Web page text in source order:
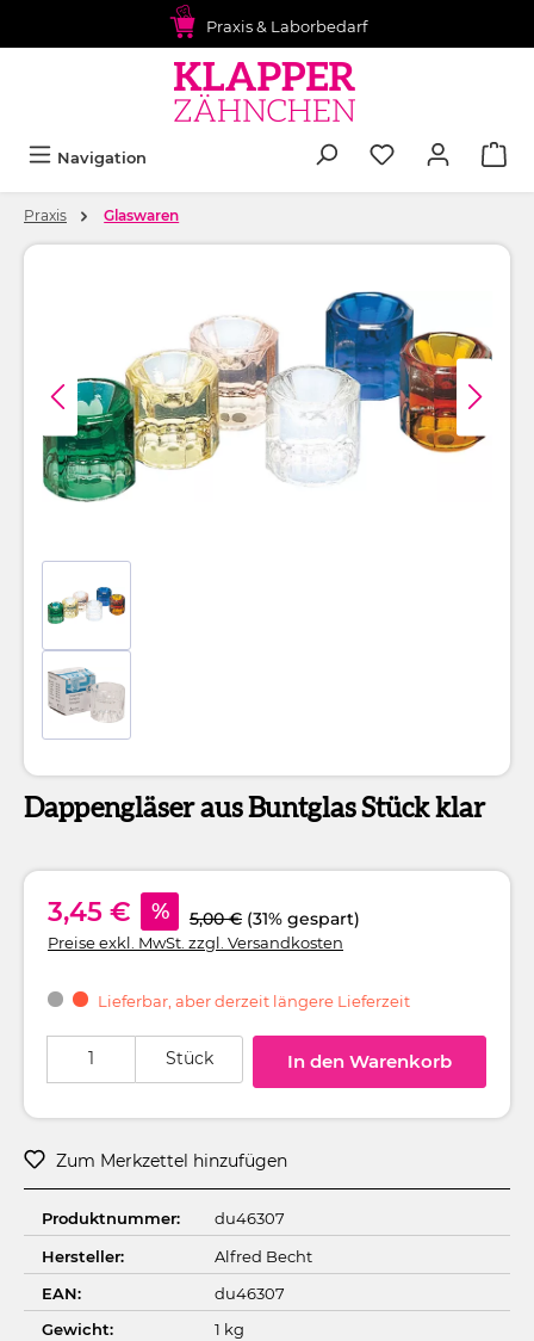
Praxis & Laborbedarf
Navigation
Praxis Glaswaren
Dappengläser aus Buntglas Stück klar
3,45 € % 5,00 € (31% gespart)
Preise exkl. MwSt. zzgl. Versandkosten
Lieferbar, aber derzeit längere Lieferzeit
Stück In den Warenkorb
Zum Merkzettel hinzufügen
Produktnummer:
du46307
Hersteller:
Alfred Becht
EAN:
du46307
Gewicht:
1 kg